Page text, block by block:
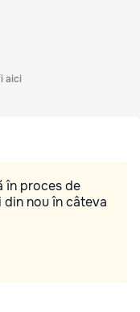
aici
în proces de
nou în câteva